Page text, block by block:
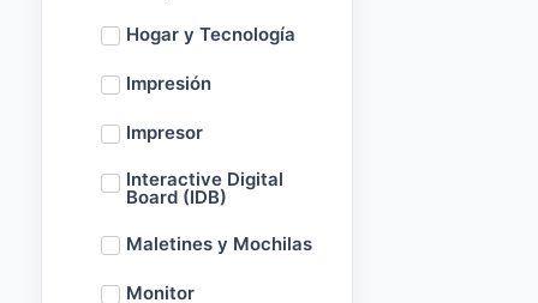
Hogar y Tecnología
Impresión
Impresor
Interactive Digital
Board (IDB)
Maletines y Mochilas
Monitor